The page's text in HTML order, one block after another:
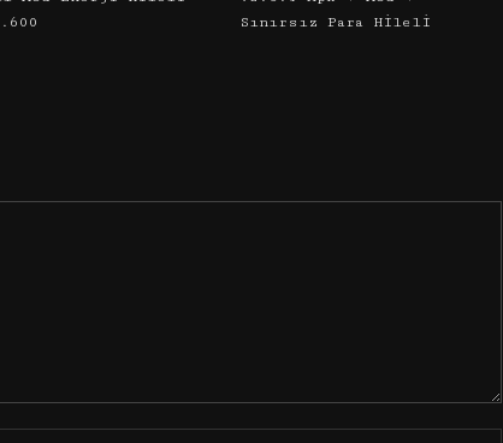
Sınırsız Para Hileli